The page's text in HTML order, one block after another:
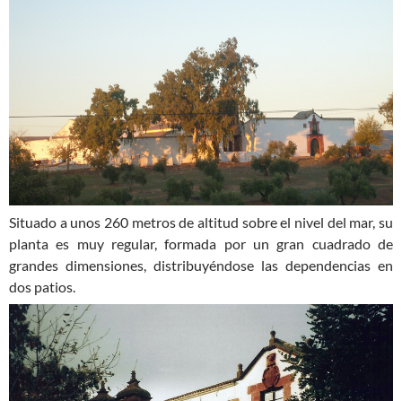
Situado a unos 260 metros de altitud sobre el nivel del mar, su
planta es muy regular, formada por un gran cuadrado de
grandes dimensiones, distribuyéndose las dependencias en
dos patios.